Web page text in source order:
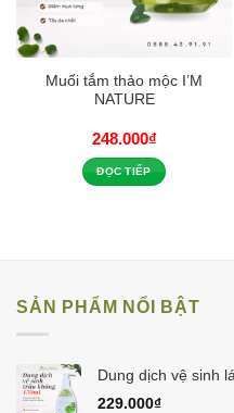
Muối tắm thảo mộc I’M
NATURE
248.000₫
ĐỌC TIẾP
SẢN PHẨM NỔI BẬT
Dung dịch vệ sinh
229.000₫